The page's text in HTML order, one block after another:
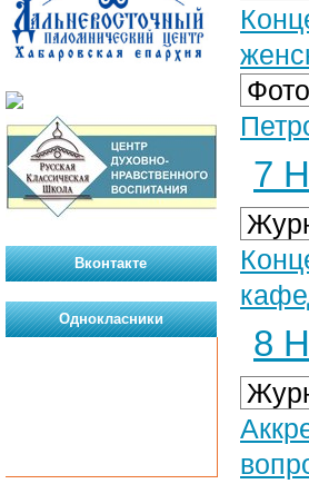
7
8
Вконтакте
Однокласники